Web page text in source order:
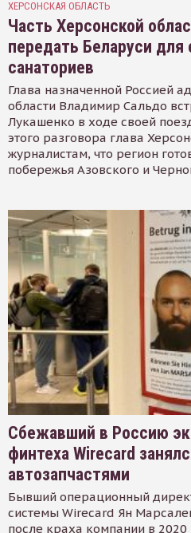
ХЕРСОНСКАЯ ОБЛАСТЬ
Часть Херсонской
передать Беларуси для
санаториев
Глава назначенной Россией
области Владимир Сальдо
Лукашенко в ходе своей
этого разговора глава
журналистам, что регион
побережья Азовского и
Сбежавший в Россию
финтеха Wirecard
автозапчастями
Бывший операционный
системы Wirecard Ян
после краха компании в 2020